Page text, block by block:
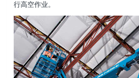
行高空作业。